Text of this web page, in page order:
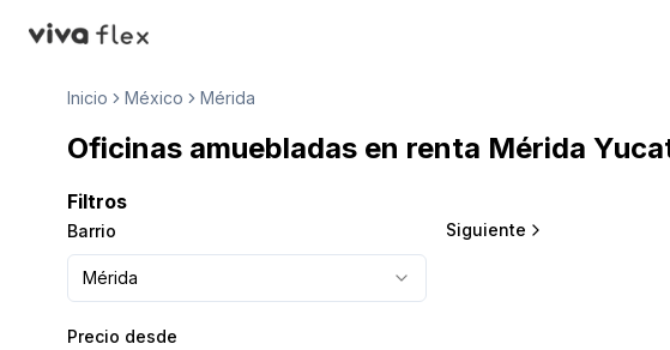
VivaFlex
Inicio México Mérida
Oficinas amuebladas en renta Mérida
Filtros
Barrio
Mérida
Precio desde
Siguiente